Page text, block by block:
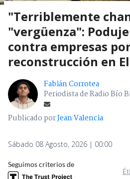
"Terriblemente
"vergüenza":
contra empresas
reconstrucción en
Fabián Corrotea
Periodista de Radio Bío
Publicado porJean Valencia
Sábado 08 Agosto, 2026 | 00:00
Seguimos criterios de